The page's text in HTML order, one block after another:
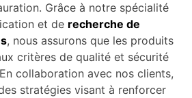
Grâce à notre spécialité
et de recherche de
, nous assurons que les produits
critères de qualité et sécurité
collaboration avec nos clients,
stratégies visant à renforcer